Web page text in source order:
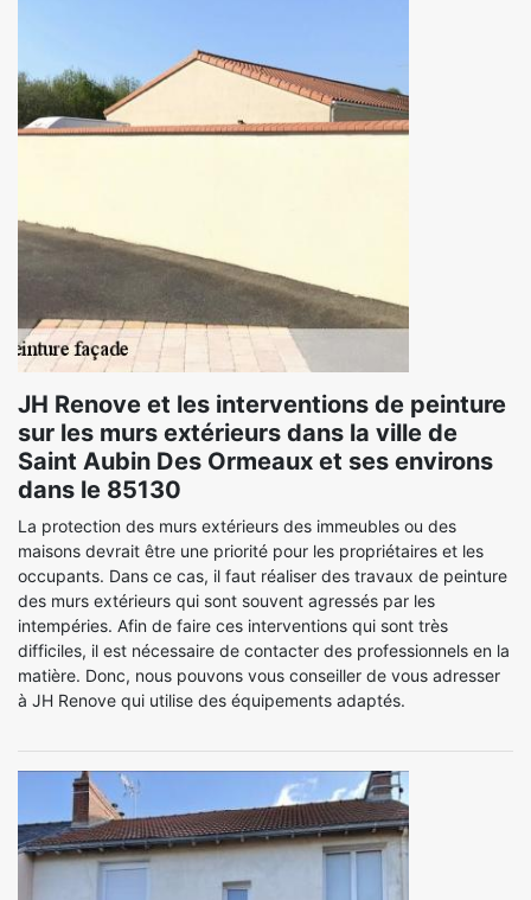
JH Renove et les interventions de peinture
sur les murs extérieurs dans la ville de
Saint Aubin Des Ormeaux et ses environs
dans le 85130
La protection des murs extérieurs des immeubles ou des
maisons devrait être une priorité pour les propriétaires et les
occupants. Dans ce cas, il faut réaliser des travaux de peinture
des murs extérieurs qui sont souvent agressés par les
intempéries. Afin de faire ces interventions qui sont très
difficiles, il est nécessaire de contacter des professionnels en la
matière. Donc, nous pouvons vous conseiller de vous adresser
à JH Renove qui utilise des équipements adaptés.